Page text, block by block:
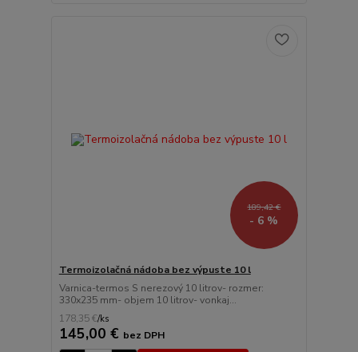
189,42 €
- 6 %
Termoizolačná nádoba bez výpuste 10 l
Varnica-termos S nerezový 10 litrov- rozmer:
330x235 mm- objem 10 litrov- vonkaj...
178,35 €/ks
145,00 € bez DPH